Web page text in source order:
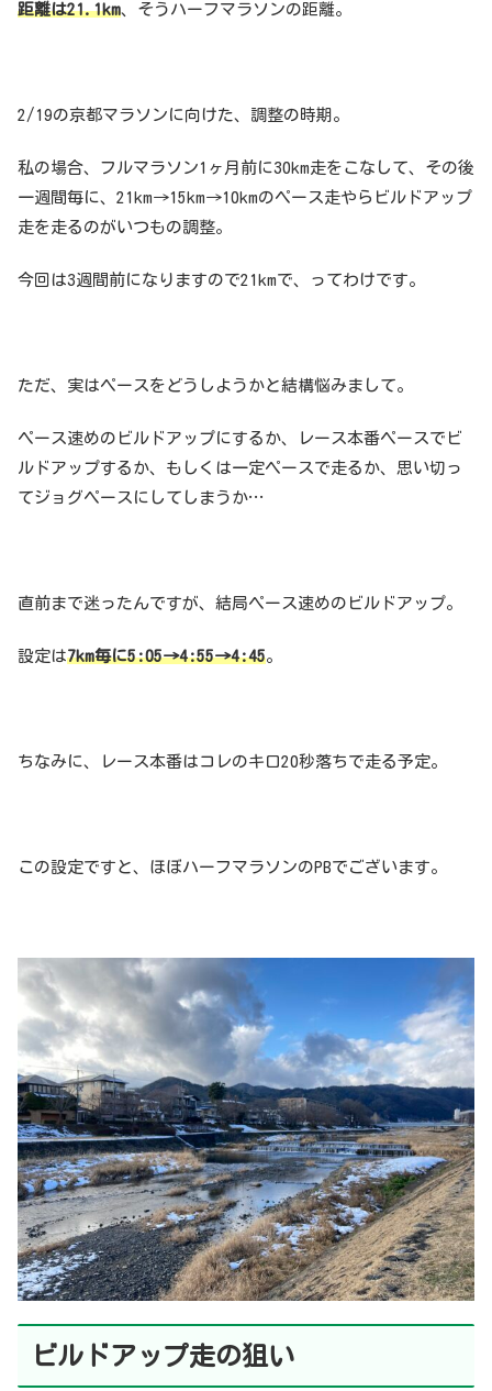
距離は21.1km、そうハーフマラソンの距離。
2/19の京都マラソンに向けた、調整の時期。
私の場合、フルマラソン1ヶ月前に30km走をこなして、その後
一週間毎に、21km→15km→10kmのペース走やらビルドアップ
走を走るのがいつもの調整。
今回は3週間前になりますので21kmで、ってわけです。
ただ、実はペースをどうしようかと結構悩みまして。
ペース速めのビルドアップにするか、レース本番ペースでビ
ルドアップするか、もしくは一定ペースで走るか、思い切っ
てジョグペースにしてしまうか…
直前まで迷ったんですが、結局ペース速めのビルドアップ。
設定は7km毎に5:05→4:55→4:45。
ちなみに、レース本番はコレのキロ20秒落ちで走る予定。
この設定ですと、ほぼハーフマラソンのPBでございます。
ビルドアップ走の狙い